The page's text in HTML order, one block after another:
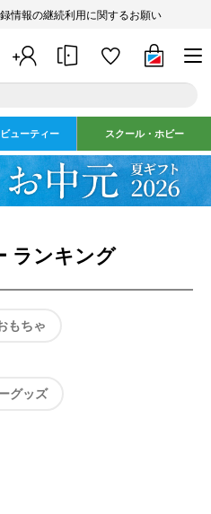
情報の継続利用に関するお願い
ューティー スクール・ホビー
ランキング
もちゃ
グッズ